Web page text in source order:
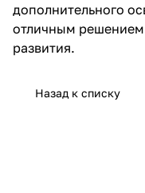
дополнительного
отличным решением
развития.
Назад к списку